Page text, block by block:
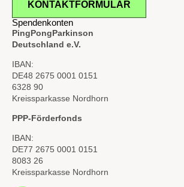
KONTAKTFORMULAR
Spendenkonten
PingPongParkinson
Deutschland e.V.
IBAN:
DE48 2675 0001 0151
6328 90
Kreissparkasse Nordhorn
PPP-Förderfonds
IBAN:
DE77 2675 0001 0151
8083 26
Kreissparkasse Nordhorn